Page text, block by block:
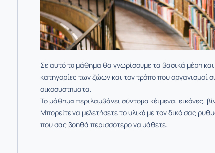
Σε αυτό το μάθημα θα γνωρίσουμε τα βασικά μέρη και
κατηγορίες των ζώων και τον τρόπο που οργανισμοί
οικοσυστήματα.
Το μάθημα περιλαμβάνει σύντομα κέιμενα, εικόνες,
Μπορείτε να μελετήσετε το υλικό με τον δικό σας
που σας βοηθά περισσότερο να μάθετε.